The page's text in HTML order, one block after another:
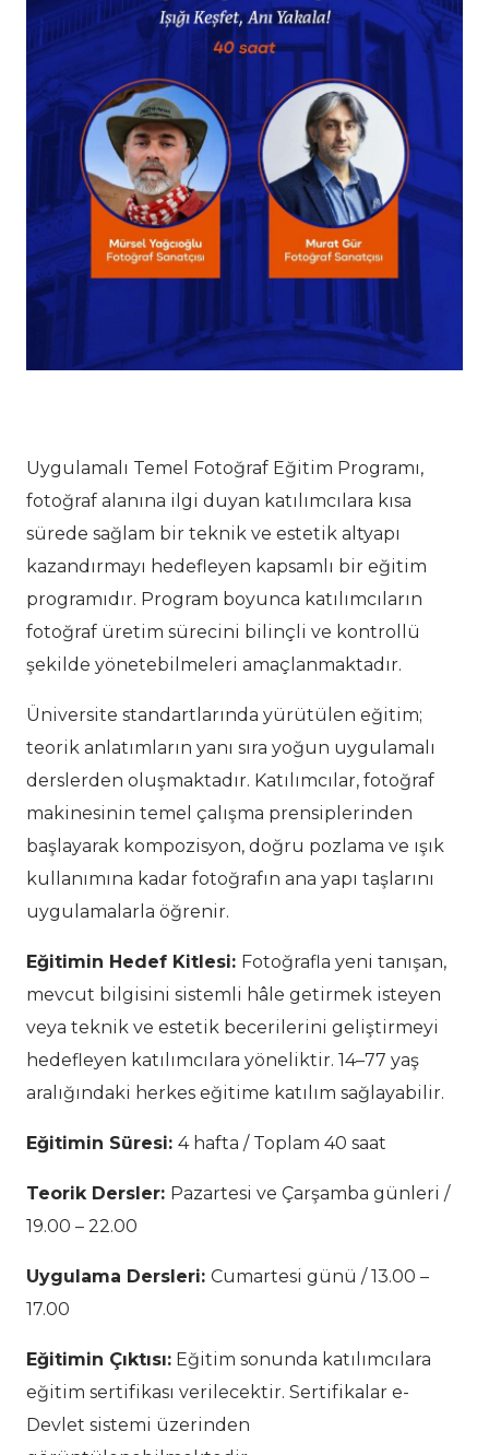
Uygulamalı Temel Fotoğraf Eğitim Programı,
fotoğraf alanına ilgi duyan katılımcılara kısa
sürede sağlam bir teknik ve estetik altyapı
kazandırmayı hedefleyen kapsamlı bir eğitim
programıdır. Program boyunca katılımcıların
fotoğraf üretim sürecini bilinçli ve kontrollü
şekilde yönetebilmeleri amaçlanmaktadır.
Üniversite standartlarında yürütülen eğitim;
teorik anlatımların yanı sıra yoğun uygulamalı
derslerden oluşmaktadır. Katılımcılar, fotoğraf
makinesinin temel çalışma prensiplerinden
başlayarak kompozisyon, doğru pozlama ve ışık
kullanımına kadar fotoğrafın ana yapı taşlarını
uygulamalarla öğrenir.
Eğitimin Hedef Kitlesi: Fotoğrafla yeni tanışan,
mevcut bilgisini sistemli hâle getirmek isteyen
veya teknik ve estetik becerilerini geliştirmeyi
hedefleyen katılımcılara yöneliktir. 14–77 yaş
aralığındaki herkes eğitime katılım sağlayabilir.
Eğitimin Süresi: 4 hafta / Toplam 40 saat
Teorik Dersler: Pazartesi ve Çarşamba günleri /
19.00 – 22.00
Uygulama Dersleri: Cumartesi günü / 13.00 –
17.00
Eğitimin Çıktısı: Eğitim sonunda katılımcılara
eğitim sertifikası verilecektir. Sertifikalar e-
Devlet sistemi üzerinden